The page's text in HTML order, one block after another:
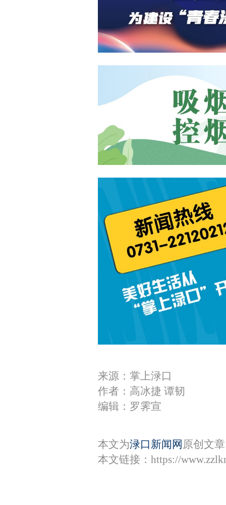
来源：掌上渌口
作者：高冰捷 谭韧
编辑：罗霁宣
本文为渌口新闻网 原创文
本文链接： https://